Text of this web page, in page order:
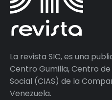
La revista SIC, es una
Centro Gumilla, Centro
Social (CIAS) de la
Venezuela.